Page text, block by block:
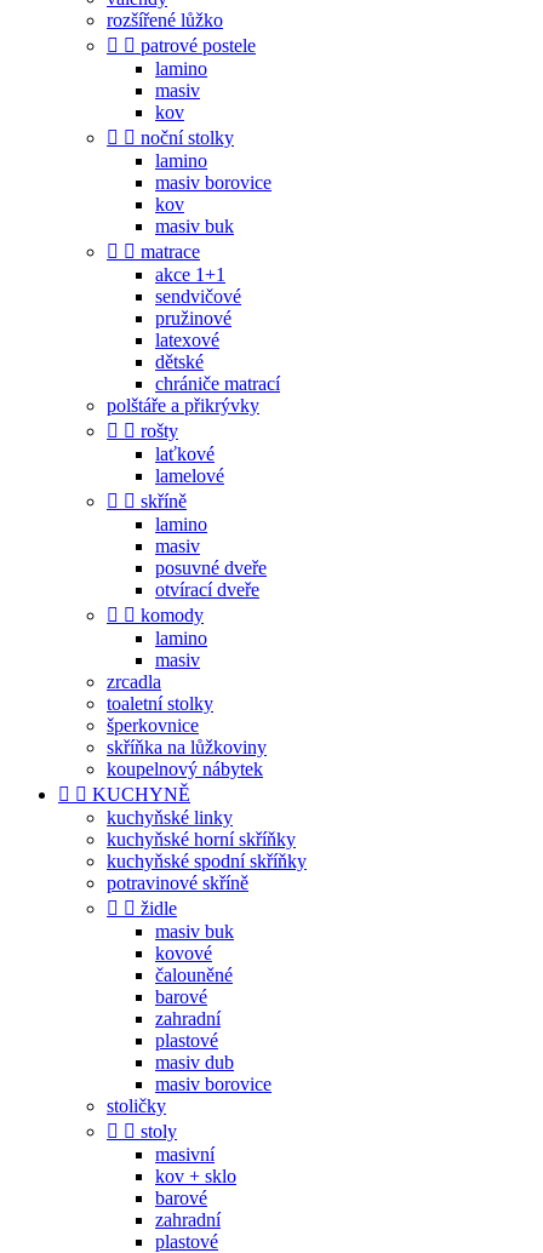
rozšířené lůžko
  patrové postele
lamino
masiv
kov
  noční stolky
lamino
masiv borovice
kov
masiv buk
  matrace
akce 1+1
sendvičové
pružinové
latexové
dětské
chrániče matrací
polštáře a přikrývky
  rošty
laťkové
lamelové
  skříně
lamino
masiv
posuvné dveře
otvírací dveře
  komody
lamino
masiv
zrcadla
toaletní stolky
šperkovnice
skříňka na lůžkoviny
koupelnový nábytek
  KUCHYNĚ
kuchyňské linky
kuchyňské horní skříňky
kuchyňské spodní skříňky
potravinové skříně
  židle
masiv buk
kovové
čalouněné
barové
zahradní
plastové
masiv dub
masiv borovice
stoličky
  stoly
masivní
kov + sklo
barové
zahradní
plastové